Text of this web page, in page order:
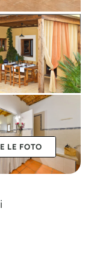
LE FOTO